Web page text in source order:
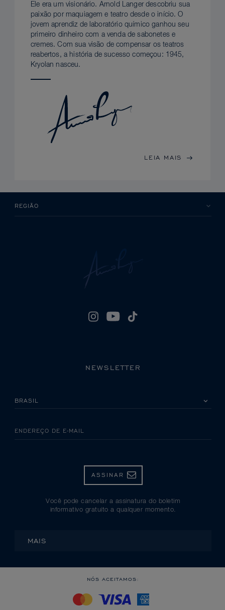
Ele era um visionário. Arnold Langer descobriu sua
paixão por maquiagem e teatro desde o início. O
jovem aprendiz de laboratório químico ganhou seu
primeiro dinheiro com a venda de sabonetes e
cremes. Com sua visão de compensar os teatros
reabertos, a história de sucesso começou: 1945,
Kryolan nasceu.
LEIA MAIS
REGIÃO
NEWSLETTER
ENDEREÇO DE E-MAIL
ASSINAR
Você pode cancelar a assinatura do boletim
informativo gratuito a qualquer momento.
MAIS
NÓS ACEITAMOS: